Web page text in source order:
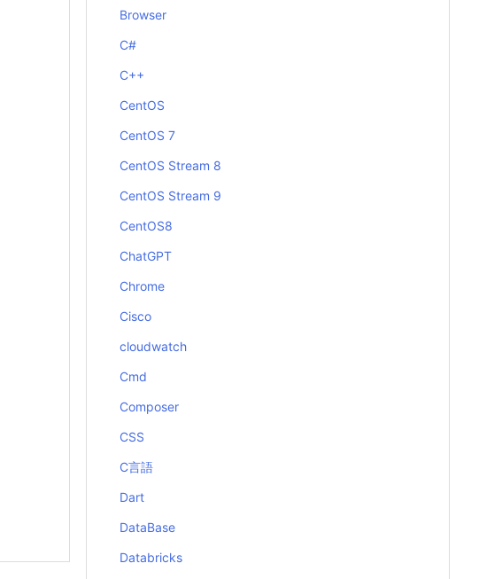
Browser
C#
C++
CentOS
CentOS 7
CentOS Stream 8
CentOS Stream 9
CentOS8
ChatGPT
Chrome
Cisco
cloudwatch
Cmd
Composer
CSS
C言語
Dart
DataBase
Databricks